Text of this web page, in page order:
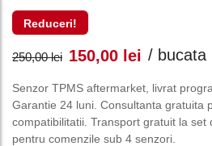
Reduceri!
250,00lei Prețul
inițial
a
150,00 lei Prețul
este:
/ bucata
Senzor TPMS aftermarket, livrat
Garantie 24 luni. Consultanta gratuita
compatibilitatii. Transport gratuit la set
pentru comenzile sub 4 senzori.